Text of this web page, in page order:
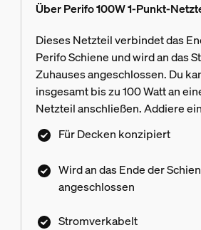
Über Perifo 100W 1-Punkt-
Dieses Netzteil verbindet das
Perifo Schiene und wird an das
Zuhauses angeschlossen. Du
insgesamt bis zu 100 Watt an
Netzteil anschließen. Addiere
Wattleistung jeder Lampe, bis Du
Schwellenwert erreichst. Nur für
Für Decken konzipiert
Wird an das Ende der
angeschlossen
Stromverkabelt